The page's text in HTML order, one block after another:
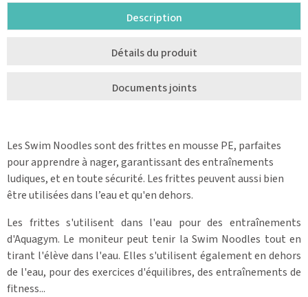
Description
Détails du produit
Documents joints
Les Swim Noodles sont des frittes en mousse PE, parfaites
pour apprendre à nager, garantissant des entraînements
ludiques, et en toute sécurité. Les frittes peuvent aussi bien
être utilisées dans l’eau et qu'en dehors.
Les frittes s'utilisent dans l'eau pour des entraînements
d'Aquagym. Le moniteur peut tenir la Swim Noodles tout en
tirant l'élève dans l'eau. Elles s'utilisent également en dehors
de l'eau, pour des exercices d'équilibres, des entraînements de
fitness...